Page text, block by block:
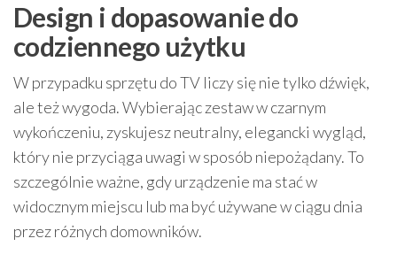
Design i dopasowanie do
codziennego użytku
W przypadku sprzętu do TV liczy się nie tylko dźwięk,
ale też wygoda. Wybierając zestaw w czarnym
wykończeniu, zyskujesz neutralny, elegancki wygląd,
który nie przyciąga uwagi w sposób niepożądany. To
szczególnie ważne, gdy urządzenie ma stać w
widocznym miejscu lub ma być używane w ciągu dnia
przez różnych domowników.